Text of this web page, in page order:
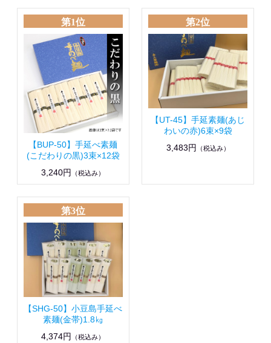
第1位
【BUP-50】手延べ素麺
(こだわりの黒)3束×12袋
3,240円
（税込み）
第2位
【UT-45】手延素麺(あじ
わいの赤)6束×9袋
3,483円
（税込み）
第3位
【SHG-50】小豆島手延べ
素麺(金帯)1.8㎏
4,374円
（税込み）